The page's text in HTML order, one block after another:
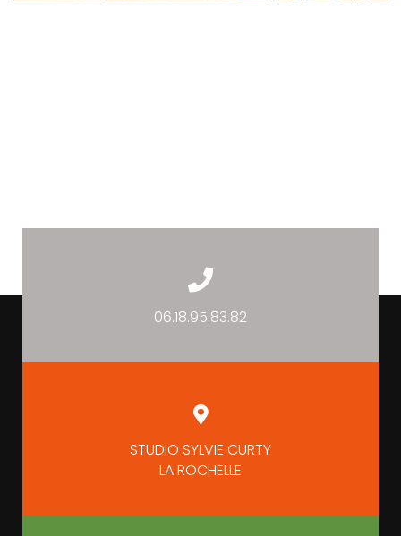
06.18.95.83.82
STUDIO SYLVIE CURTY
LA ROCHELLE